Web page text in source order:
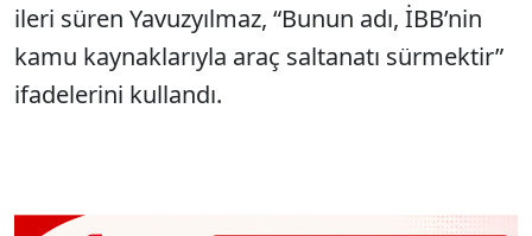
ileri süren Yavuzyılmaz, “Bunun adı, İBB’nin
kamu kaynaklarıyla araç saltanatı sürmektir”
ifadelerini kullandı.